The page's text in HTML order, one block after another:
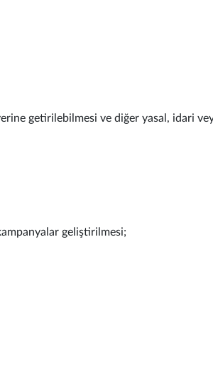
getirilebilmesi ve diğer yasal, idari
geliştirilmesi;